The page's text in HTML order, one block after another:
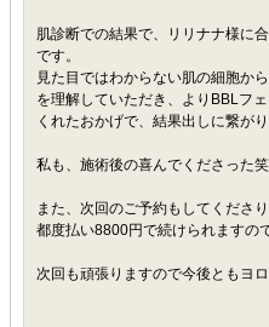
肌診断での結果で、リリナナ様に
です。
見た目ではわからない肌の細胞か
を理解していただき、よりBBLフ
くれたおかげで、結果出しに繋が
私も、施術後の喜んでくださった
また、次回のご予約もしてくださ
都度払い8800円で続けられますの
次回も頑張りますので今後ともヨ
担当